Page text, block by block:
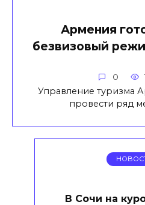
Армения
безвизовый
0
Управление туризма
провести ряд
В Сочи на